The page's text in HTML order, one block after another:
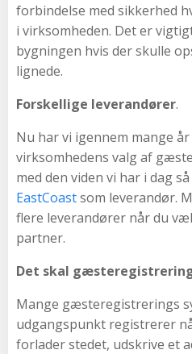
forbindelse med sikkerhed
i virksomheden. Det er
bygningen hvis der skulle
lignede.
Forskellige leverandører.
Nu har vi igennem mange
virksomhedens valg af
med den viden vi har i dag
EastCoastsom leverandør.
flere leverandører når du
partner.
Det skal
Mange gæsteregistrerings
udgangspunkt registrerer
forlader stedet, udskrive et